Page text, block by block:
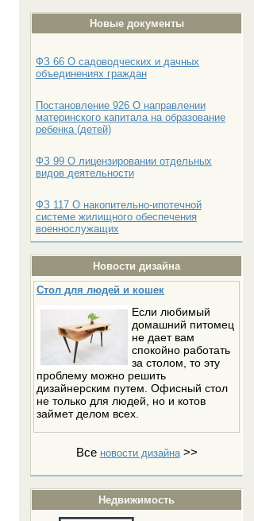
Новые документы
ФЗ 66 О садоводческих и дачных
объединениях граждан
Постановление 926 О направлении
материнского капитала на образование
ребенка (детей)
ФЗ 99 О лицензировании отдельных
видов деятельности
ФЗ 117 О накопительно-ипотечной
системе жилищного обеспечения
военнослужащих
Новости дизайна
Стол для людей и кошек
Если любимый
домашний питомец
не дает вам
спокойно работать
за столом, то эту
проблему можно решить
дизайнерским путем. Офисный стол
не только для людей, но и котов
займет делом всех.
Все новости дизайна>>
Недвижимость